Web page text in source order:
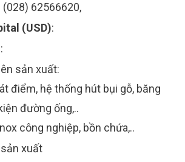
(028) 62566620,
(USD):
:
sản xuất:
điểm, hệ thống hút bụi gỗ, băng
đường ống,..
công nghiệp, bồn chứa,..
xuất